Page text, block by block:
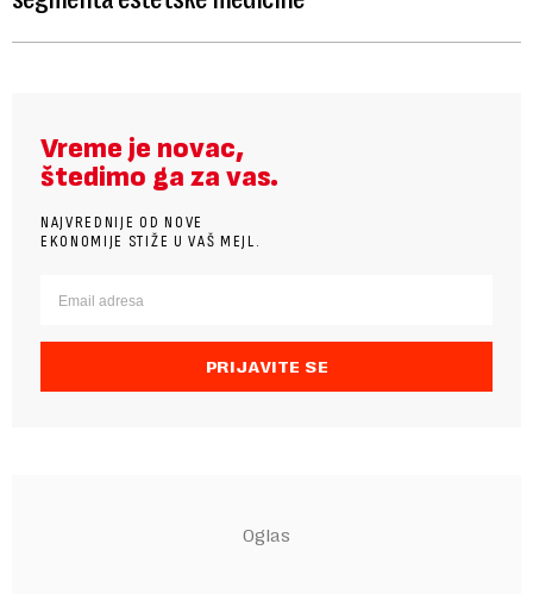
Vreme je novac,
štedimo ga za vas.
NAJVREDNIJE OD NOVE
EKONOMIJE STIŽE U VAŠ MEJL.
PRIJAVITE SE